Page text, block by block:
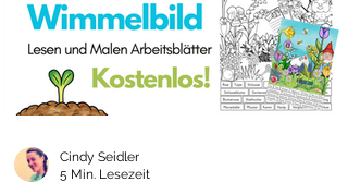
Cindy Seidler
5 Min. Lesezeit